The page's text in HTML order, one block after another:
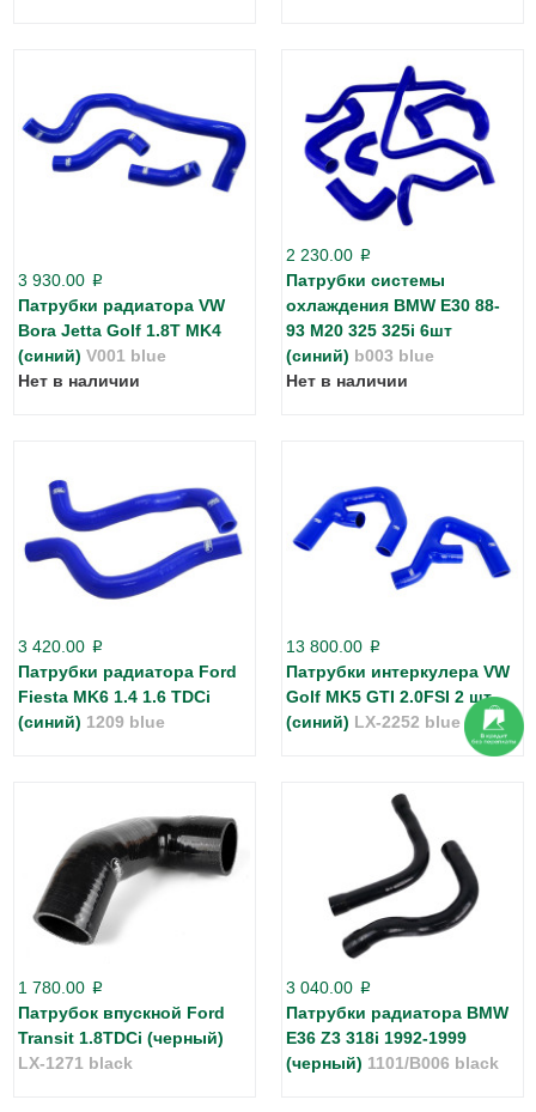
3 930.00 p
Патрубки радиатора VW
Bora Jetta Golf 1.8T MK4
(синий) V001 blue
Нет в наличии
2 230.00 p
Патрубки системы
охлаждения BMW E30 88-
93 M20 325 325i 6шт
(синий) b003 blue
Нет в наличии
3 420.00 p
Патрубки радиатора Ford
Fiesta MK6 1.4 1.6 TDCi
(синий) 1209 blue
13 800.00 p
Патрубки интеркулера VW
Golf MK5 GTI 2.0FSI 2 шт
(синий) LX-2252 blue
1 780.00 p
Патрубок впускной Ford
Transit 1.8TDCi (черный)
LX-1271 black
3 040.00 p
Патрубки радиатора BMW
E36 Z3 318i 1992-1999
(черный) 1101/B006 black